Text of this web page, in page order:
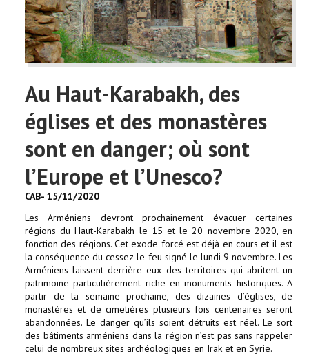
Au Haut-Karabakh, des
églises et des monastères
sont en danger; où sont
l’Europe et l’Unesco?
CAB- 15/11/2020
Les Arméniens devront prochainement évacuer certaines
régions du Haut-Karabakh le 15 et le 20 novembre 2020, en
fonction des régions. Cet exode forcé est déjà en cours et il est
la conséquence du cessez-le-feu signé le lundi 9 novembre. Les
Arméniens laissent derrière eux des territoires qui abritent un
patrimoine particulièrement riche en monuments historiques. A
partir de la semaine prochaine, des dizaines d’églises, de
monastères et de cimetières plusieurs fois centenaires seront
abandonnées. Le danger qu’ils soient détruits est réel. Le sort
des bâtiments arméniens dans la région n’est pas sans rappeler
celui de nombreux sites archéologiques en Irak et en Syrie.